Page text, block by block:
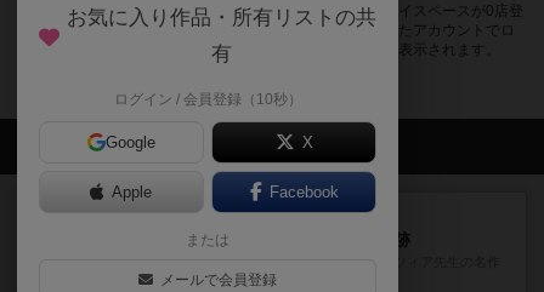
オールインで遊ぶことができるボードゲームカフェ・プレイスペースが0店登
録されています。公開プロフィールの都道府県が設定されたアカウントでロ
グインすると、同じ都道府県内の店舗に絞り込むボタンが表示されます。
会員の新しい投稿
レビュー
充実
アルナックの失われし遺跡
「エルドラドを探して」にあ...
お気に入り作品・所有リストの共
有
ログイン / 会員登録（10秒）
Google X
Apple Facebook
または
メールで会員登録